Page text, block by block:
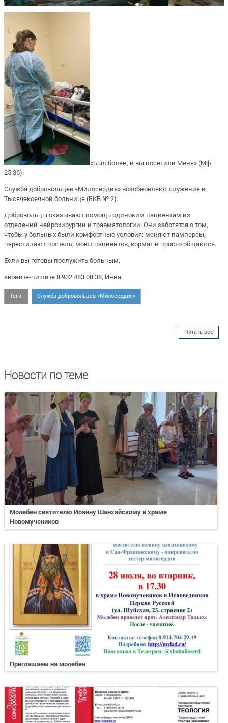
«Был болен, и вы посетили Меня» (Мф.
25:36).
Служба добровольцев «Милосердия» возобновляют служение в
Тысячекоечной больнице (ВКБ № 2).
Добровольцы оказывают помощь одиноким пациентам из
отделений нейрохирургии и травматологии. Они заботятся о том,
чтобы у больных были комфортные условия: меняют памперсы,
перестилают постель, моют пациентов, кормят и просто общаются.
Если вы готовы послужить больным,
звоните-пишите 8 902 483 08 38, Инна.
Теги: Служба добровольцев «Милосердие»
Читать все
Новости по теме
Молебен святителю Иоанну Шанхайскому в храме
Новомучеников
Приглашаем на молебен